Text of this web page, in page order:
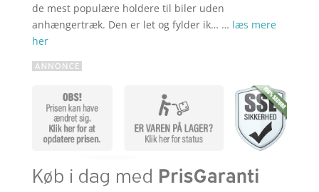
de mest populære holdere til biler uden
anhængertræk. Den er let og fylder ik… … læs mere
her